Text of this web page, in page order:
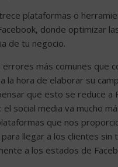
plataformas o
donde optimizar
de tu negocio.
errores más comunes que
la hora de elaborar su
que esto se reduce a
el social media va mucho
que nos
llegar a los clientes sin
a los estados de